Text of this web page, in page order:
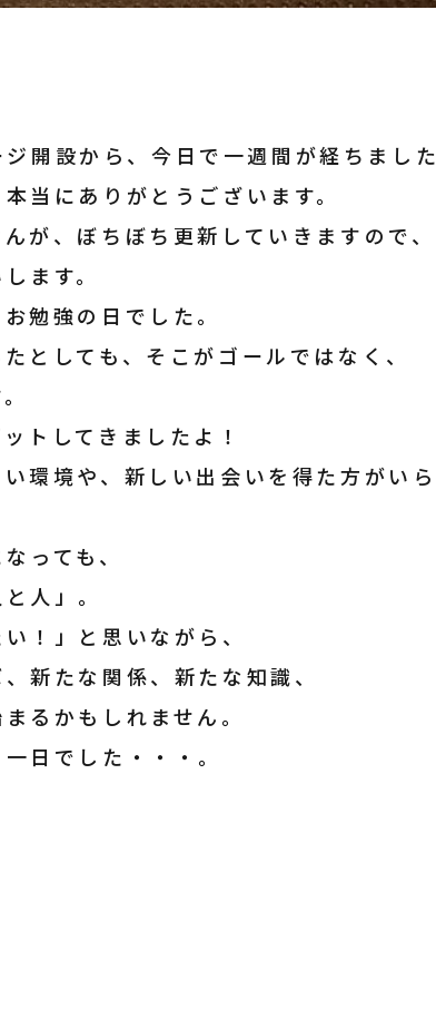
開設から、今日で一週間が経ちまし
当にありがとうございます。
が、ぼちぼち更新していきますので、
ます。
勉強の日でした。
としても、そこがゴールではなく、
トしてきましたよ！
環境や、新しい出会いを得た方がい
っても、
人」。
！」と思いながら、
新たな関係、新たな知識、
るかもしれません。
日でした・・・。